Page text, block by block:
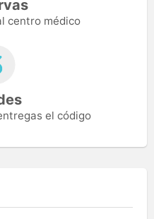
centro médico
el código